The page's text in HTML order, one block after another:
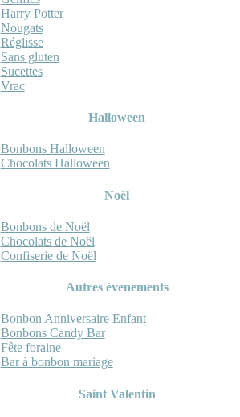
Harry Potter
Nougats
Réglisse
Sans gluten
Sucettes
Vrac
Halloween
Bonbons Halloween
Chocolats Halloween
Noël
Bonbons de Noël
Chocolats de Noël
Confiserie de Noël
Autres évenements
Bonbon Anniversaire Enfant
Bonbons Candy Bar
Fête foraine
Bar à bonbon mariage
Saint Valentin